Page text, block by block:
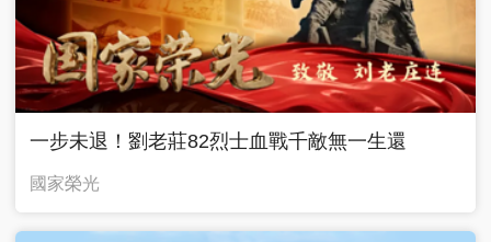
一步未退！劉老莊82烈士血戰千敵無一生還
國家榮光